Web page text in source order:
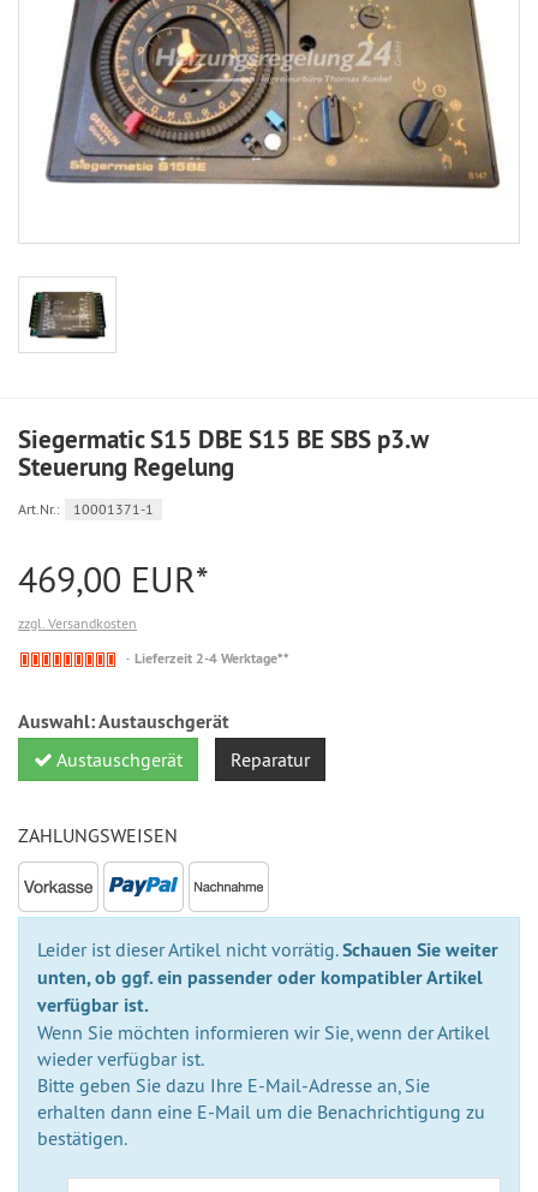
Siegermatic S15 DBE S15 BE SBS p3.w
Steuerung Regelung
Art.Nr.: 10001371-1
469,00 EUR*
zzgl. Versandkosten
Nicht
Lieferzeit 2-4 Werktage**
Auswahl:Austauschgerät
Austauschgerät Reparatur
ZAHLUNGSWEISEN
Leider ist dieser Artikel nicht vorrätig.Schauen Sie weiter
unten, ob ggf. ein passender oder kompatibler Artikel
verfügbar ist.
Wenn Sie möchten informieren wir Sie, wenn der Artikel
wieder verfügbar ist.
Bitte geben Sie dazu Ihre E-Mail-Adresse an, Sie
erhalten dann eine E-Mail um die Benachrichtigung zu
bestätigen.